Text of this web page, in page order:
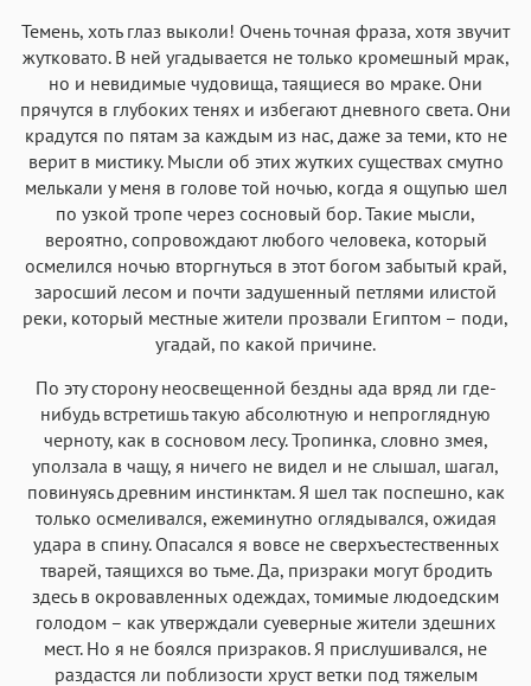
Аа
Roboto
Аа
Garamond
Аа
Fira Sans
Аа
Times
Аа
Iowan
Аа
San Francisco Аа
SF Serif Аа
New York
Аа
Helvetica Neue
Аа
Arial Аа
Georgia
Аа
Times New Roman
Аа
Courier
Аа
Courier New
Аа
Menlo
Аа
SF Mono
Темень, хоть глаз выколи! Очень точная фраза, хотя звучит
жутковато. В ней угадывается не только кромешный мрак,
но и невидимые чудовища, таящиеся во мраке. Они
прячутся в глубоких тенях и избегают дневного света. Они
крадутся по пятам за каждым из нас, даже за теми, кто не
верит в мистику. Мысли об этих жутких существах смутно
мелькали у меня в голове той ночью, когда я ощупью шел
по узкой тропе через сосновый бор. Такие мысли,
вероятно, сопровождают любого человека, который
осмелился ночью вторгнуться в этот богом забытый край,
заросший лесом и почти задушенный петлями илистой
реки, который местные жители прозвали Египтом – поди,
угадай, по какой причине.
По эту сторону неосвещенной бездны ада вряд ли где-
нибудь встретишь такую абсолютную и непроглядную
черноту, как в сосновом лесу. Тропинка, словно змея,
уползала в чащу, я ничего не видел и не слышал, шагал,
повинуясь древним инстинктам. Я шел так поспешно, как
только осмеливался, ежеминутно оглядывался, ожидая
удара в спину. Опасался я вовсе не сверхъестественных
тварей, таящихся во тьме. Да, призраки могут бродить
здесь в окровавленных одеждах, томимые людоедским
голодом – как утверждали суеверные жители здешних
мест. Но я не боялся призраков. Я прислушивался, не
раздастся ли поблизости хруст ветки под тяжелым